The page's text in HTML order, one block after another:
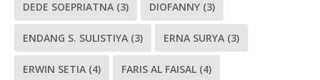
DEDE SOEPRIATNA (3) DIOFANNY (3)
ENDANG S. SULISTIYA (3) ERNA SURYA (3)
ERWIN SETIA (4) FARIS AL FAISAL (4)